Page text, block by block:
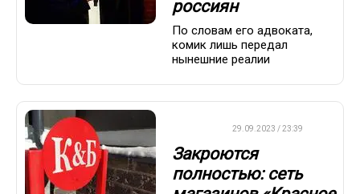
россиян
По словам его адвоката,
комик лишь передал
нынешние реалии
29.09.2023 / 23:39
Закроются
полностью: сеть